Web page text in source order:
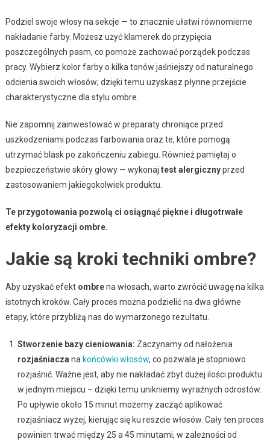
Podziel swoje włosy na sekcje — to znacznie ułatwi równomierne
nakładanie farby. Możesz użyć klamerek do przypięcia
poszczególnych pasm, co pomoże zachować porządek podczas
pracy. Wybierz kolor farby o kilka tonów jaśniejszy od naturalnego
odcienia swoich włosów; dzięki temu uzyskasz płynne przejście
charakterystyczne dla stylu ombre.
Nie zapomnij zainwestować w preparaty chroniące przed
uszkodzeniami podczas farbowania oraz te, które pomogą
utrzymać blask po zakończeniu zabiegu. Również pamiętaj o
bezpieczeństwie skóry głowy — wykonaj test alergicznyprzed
zastosowaniem jakiegokolwiek produktu.
Te przygotowania pozwolą ci osiągnąć piękne i długotrwałe
efekty koloryzacji ombre.
Jakie są kroki techniki ombre?
Aby uzyskać efekt ombrena włosach, warto zwrócić uwagę na kilka
istotnych kroków. Cały proces można podzielić na dwa główne
etapy, które przybliżą nas do wymarzonego rezultatu.
Stworzenie bazy cieniowania: Zaczynamy od nałożenia
rozjaśniacza na końcówki włosów, co pozwala je stopniowo
rozjaśnić. Ważne jest, aby nie nakładać zbyt dużej ilości produktu
w jednym miejscu – dzięki temu unikniemy wyraźnych odrostów.
Po upływie około 15 minut możemy zacząć aplikować
rozjaśniacz wyżej, kierując się ku reszcie włosów. Cały ten proces
powinien trwać między 25 a 45 minutami, w zależności od